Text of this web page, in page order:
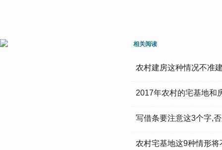
相关阅读
农村建房这种情况不准
2017年农村的宅基地和
写借条要注意这3个字,
农村宅基地这9种情形